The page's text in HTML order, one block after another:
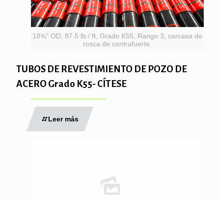
18⅝" OD, 87.5 lb / ft, Grado K55, Rango 3, carcasa de
rosca de contrafuerte.
TUBOS DE REVESTIMIENTO DE POZO DE
ACERO Grado K55- CÍTESE
Leer más